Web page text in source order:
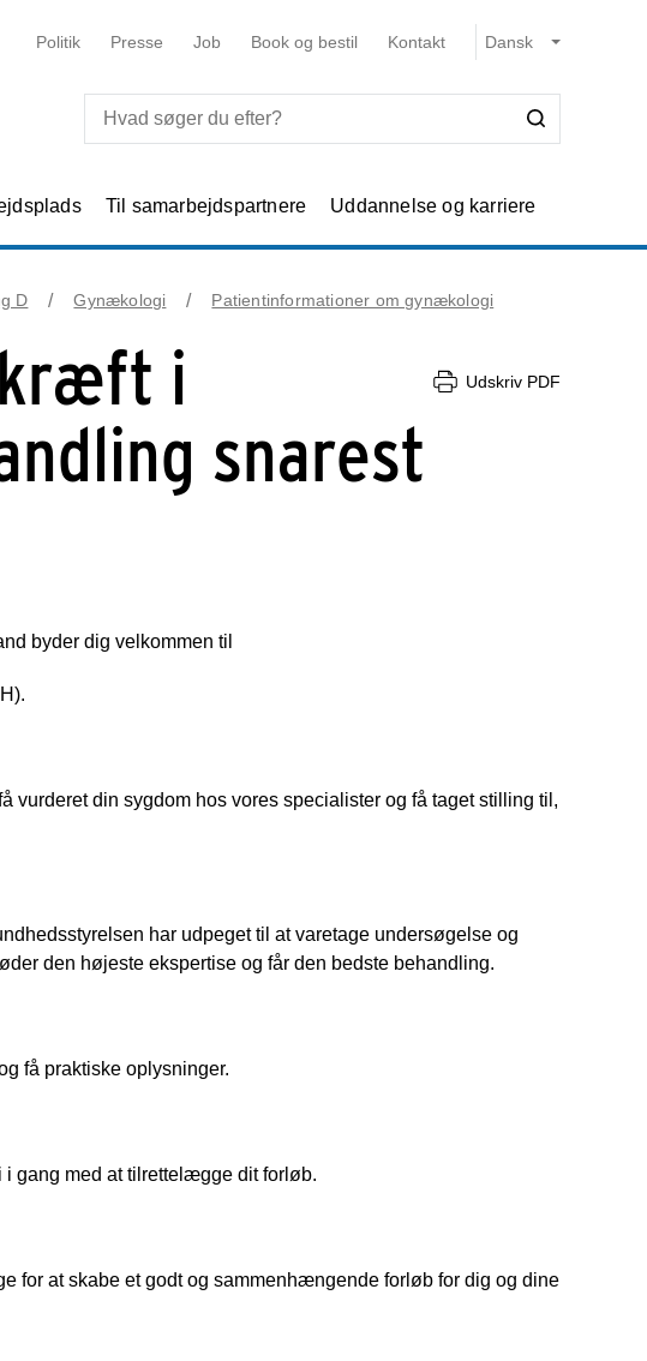
Politik Presse Job Book og bestil Kontakt
Til samarbejdspartnere Uddannelse og karriere
D Gynækologi Patientinformationer om gynækologi
kræft i
snarest
Udskriv PDF
byder dig velkommen til
din sygdom hos vores specialister og få taget stilling til,
har udpeget til at varetage undersøgelse og
den højeste ekspertise og får den bedste behandling.
få praktiske oplysninger.
gang med at tilrettelægge dit forløb.
for at skabe et godt og sammenhængende forløb for dig og dine